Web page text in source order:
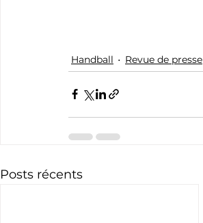
Handball Revue de presse
Posts récents